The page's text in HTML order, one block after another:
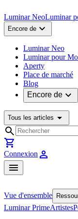
Luminar NeoLuminar
Encore de expand_more
Luminar Neo
Luminar pour
Aperty
Place de marché
Blog
Encore de expand_more
Tous les articles arrow_drop_down
search
shopping_cart
Connexion person
menu
Vue d'ensemble
Luminar PrimeArtistes